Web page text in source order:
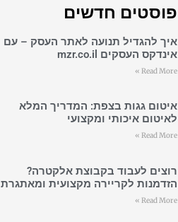
פוסטים חדשים
איך להגדיל תנועה לאתר העסק – עם
אינדקס העסקים mzr.co.il
Read More »
איטום גגות בצפת: המדריך המלא
לאיטום איכותי ומקצועי
Read More »
רוצים לעבוד בקבוצת אלקטרה?
הזדמנות לקריירה מקצועית ומאתגרת
Read More »